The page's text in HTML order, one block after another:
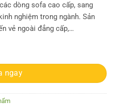
dòng sofa cao cấp, sang
nghiệm trong ngành. Sản
vẻ ngoài đẳng cấp,…
ngay